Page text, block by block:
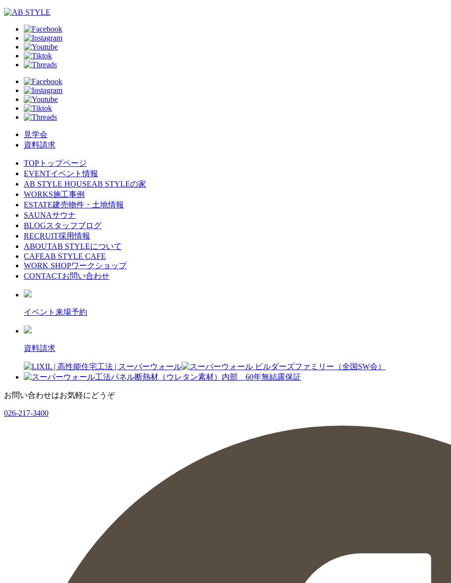
見学会
資料請求
TOP トップページ
EVENTイベント情報
AB STYLE HOUSEAB STYLEの家
WORKS施工事例
ESTATE建売物件・土地情報
SAUNAサウナ
BLOGスタッフブログ
RECRUIT採用情報
ABOUTAB STYLEについて
CAFEAB STYLE CAFE
WORK SHOPワークショップ
CONTACTお問い合わせ
イベント来場予約
資料請求
お問い合わせはお気軽にどうぞ
026-217-3400